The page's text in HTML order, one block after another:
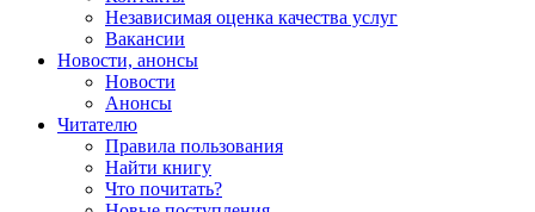
Независимая оценка качества услуг
Вакансии
Новости, анонсы
Новости
Анонсы
Читателю
Правила пользования
Найти книгу
Что почитать?